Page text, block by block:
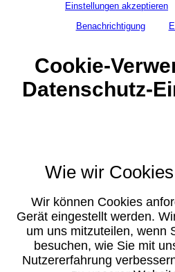
Einstellungen akzeptieren
Benachrichtigung
Cookie-
Datenschutz-
Wie wir
Wir können Cookies
Gerät eingestellt werden.
um uns mitzuteilen, wenn
besuchen, wie Sie mit
Nutzererfahrung